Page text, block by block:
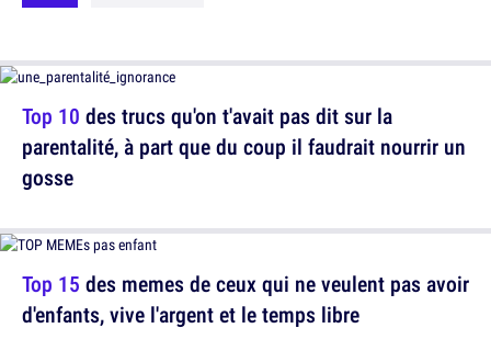
Top 10 des trucs qu'on t'avait pas dit sur la
parentalité, à part que du coup il faudrait nourrir un
gosse
Top 15 des memes de ceux qui ne veulent pas avoir
d'enfants, vive l'argent et le temps libre